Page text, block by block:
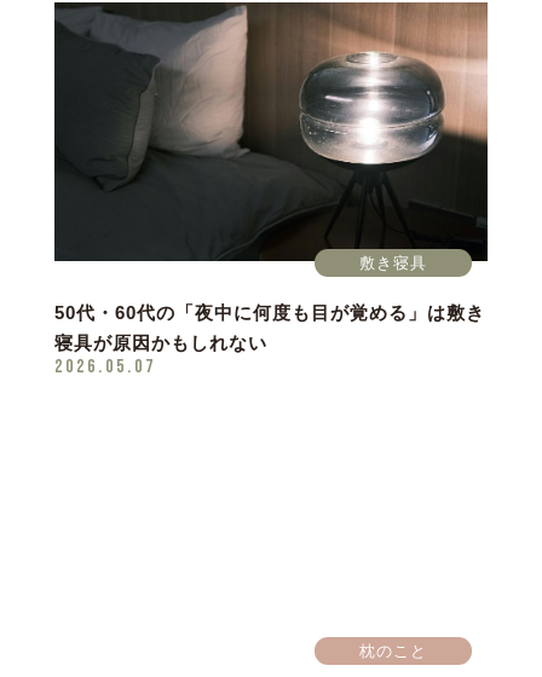
敷き寝具
50代・60代の「夜中に何度も目が覚める」は敷き
寝具が原因かもしれない
2026.05.07
枕のこと